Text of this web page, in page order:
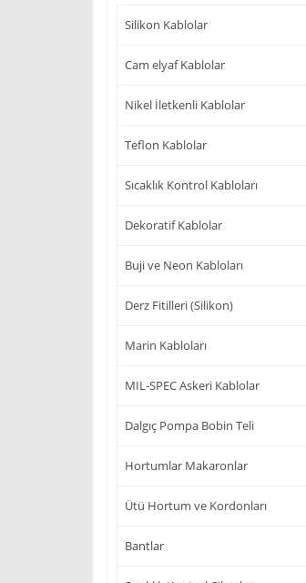
Silikon Kablolar
Cam elyaf Kablolar
Nikel İletkenli Kablolar
Teflon Kablolar
Sıcaklık Kontrol Kabloları
Dekoratif Kablolar
Buji ve Neon Kabloları
Derz Fitilleri (Silikon)
Marin Kabloları
MIL-SPEC Askeri Kablolar
Dalgıç Pompa Bobin Teli
Hortumlar Makaronlar
Ütü Hortum ve Kordonları
Bantlar